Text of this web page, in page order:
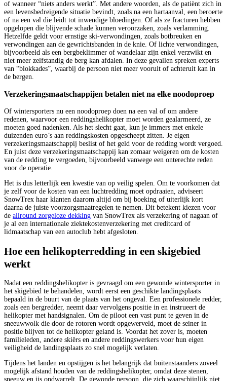
of wanneer “niets anders werkt”. Met andere woorden, als de patiënt zich in
een levensbedreigende situatie bevindt, zoals na een hartaanval, een beroerte
of na een val die leidt tot inwendige bloedingen. Of als ze fracturen hebben
opgelopen die blijvende schade kunnen veroorzaken, zoals verlamming.
Hetzelfde geldt voor ernstige ski-verwondingen, zoals botbreuken en
verwondingen aan de gewrichtsbanden in de knie. Of lichte verwondingen,
bijvoorbeeld als een bergbeklimmer of wandelaar zijn enkel verzwikt en
niet meer zelfstandig de berg kan afdalen. In deze gevallen spreken experts
van “blokkades”, waarbij de persoon niet meer vooruit of achteruit kan in
de bergen.
Verzekeringsmaatschappijen betalen niet na elke noodoproep
Of wintersporters nu een noodoproep doen na een val of om andere
redenen, waarvoor een reddingshelikopter moet worden gealarmeerd, ze
moeten goed nadenken. Als het slecht gaat, kun je immers met enkele
duizenden euro’s aan reddingskosten opgescheept zitten. Je eigen
verzekeringsmaatschappij beslist of het geld voor de redding wordt vergoed.
En juist deze verzekeringsmaatschappij kan zomaar weigeren om de kosten
van de redding te vergoeden, bijvoorbeeld vanwege een onterechte reden
voor de operatie.
Het is dus letterlijk een kwestie van op veilig spelen. Om te voorkomen dat
je zelf voor de kosten van een luchtredding moet opdraaien, adviseert
SnowTrex haar klanten daarom altijd om bij boeking of uiterlijk kort
daarna de juiste voorzorgsmaatregelen te nemen. Dit betekent kiezen voor
de allround zorgeloze dekking van SnowTrex als verzekering of nagaan of
je al een internationale ziektekostenverzekering met creditcard of
lidmaatschap van een autoclub hebt afgesloten.
Hoe een helikopterredding in een skigebied
werkt
Nadat een reddingshelikopter is gevraagd om een gewonde wintersporter in
het skigebied te behandelen, wordt eerst een geschikte landingsplaats
bepaald in de buurt van de plaats van het ongeval. Een professionele redder,
zoals een bergredder, neemt daar vervolgens positie in en instrueert de
helikopter met handsignalen. Om de piloot een vast punt te geven in de
sneeuwwolk die door de rotoren wordt opgewerveld, moet de seiner in
positie blijven tot de helikopter geland is. Voordat het zover is, moeten
familieleden, andere skiërs en andere reddingswerkers voor hun eigen
veiligheid de landingsplaats zo snel mogelijk verlaten.
Tijdens het landen en opstijgen is het belangrijk dat buitenstaanders zoveel
mogelijk afstand houden van de reddingshelikopter, omdat deze stenen,
sneeuw en ijs opdwarrelt. De gewonde persoon, die zich waarschijnlijk niet